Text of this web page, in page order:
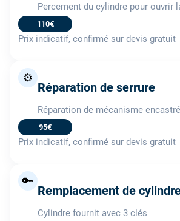
Percement du cylindre pour ouvrir
110€
Prix indicatif, confirmé sur devis gratuit
⚙️
Réparation de serrure
Réparation de mécanisme
95€
Prix indicatif, confirmé sur devis gratuit
🔑
Remplacement de
Cylindre fournit avec 3 clés